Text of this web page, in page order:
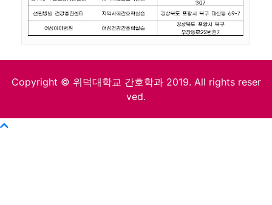
Copyright © 위덕대학교 간호학과 2019. All rights reser
ved.